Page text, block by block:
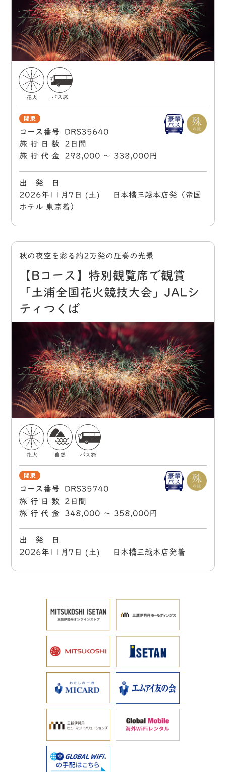
花火 バス旅
関東
コース番号
DRS35640
旅行日数
2日間
旅行代金
298,000 〜 338,000円
出 発 日
2026年11月7日 (土) 日本橋三越本店発（帝国
ホテル 東京着）
秋の夜空を彩る約2万発の圧巻の光景
【Bコース】特別観覧席で観賞
「土浦全国花火競技大会」JALシ
ティつくば
花火 自然 バス旅
関東
コース番号
DRS35740
旅行日数
2日間
旅行代金
348,000 〜 358,000円
出 発 日
2026年11月7日 (土) 日本橋三越本店発着